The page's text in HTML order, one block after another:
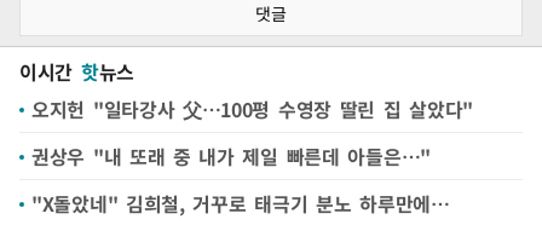
댓글
이시간 핫뉴스
오지헌 "일타강사 父…100평 수영장 딸린 집 살았다"
권상우 "내 또래 중 내가 제일 빠른데 아들은…"
"X돌았네" 김희철, 거꾸로 태극기 분노 하루만에…